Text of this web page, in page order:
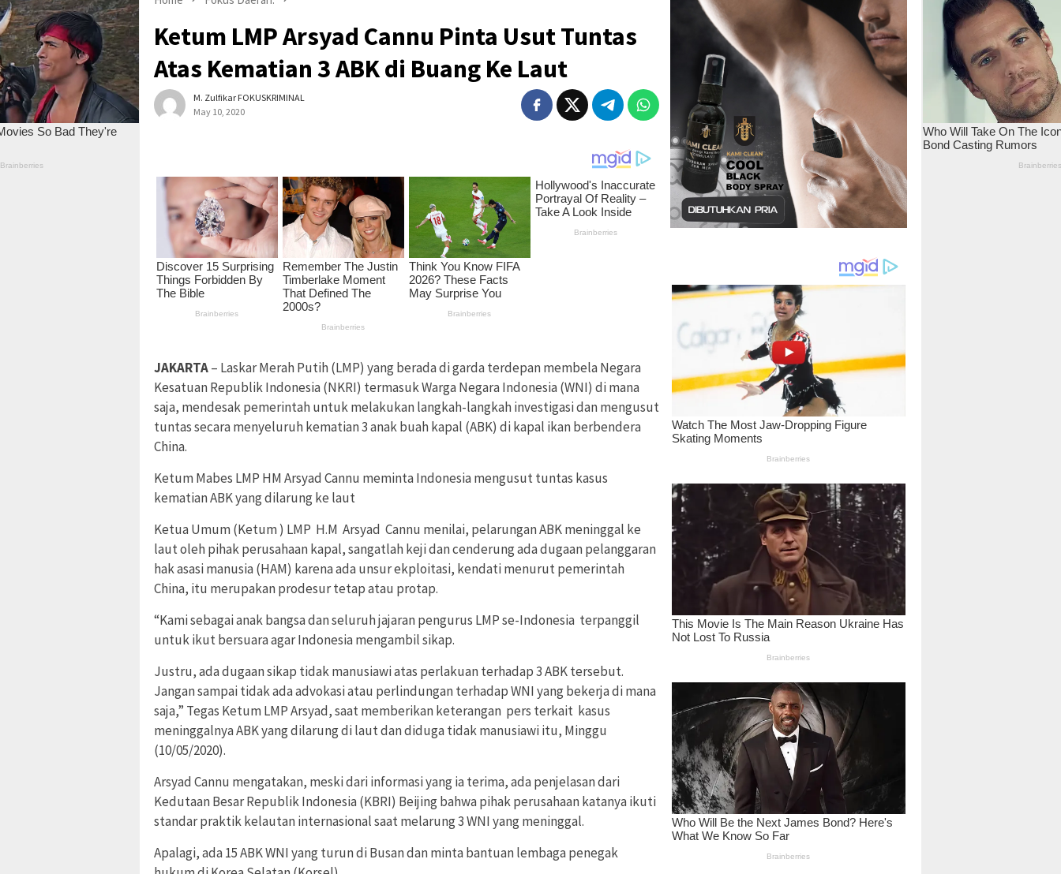
Ketum LMP Arsyad Cannu Pinta Usut Tuntas
Atas Kematian 3 ABK di Buang Ke Laut
M. Zulfikar FOKUSKRIMINAL
May 10, 2020
JAKARTA– Laskar Merah Putih (LMP) yang berada di garda terdepan membela Negara
Kesatuan Republik Indonesia (NKRI) termasuk Warga Negara Indonesia (WNI) di mana
saja, mendesak pemerintah untuk melakukan langkah-langkah investigasi dan mengusut
tuntas secara menyeluruh kematian 3 anak buah kapal (ABK) di kapal ikan berbendera
China.
Ketum Mabes LMP HM Arsyad Cannu meminta Indonesia mengusut tuntas kasus
kematian ABK yang dilarung ke laut
Ketua Umum (Ketum ) LMP H.M Arsyad Cannu menilai, pelarungan ABK meninggal ke
laut oleh pihak perusahaan kapal, sangatlah keji dan cenderung ada dugaan pelanggaran
hak asasi manusia (HAM) karena ada unsur ekploitasi, kendati menurut pemerintah
China, itu merupakan prodesur tetap atau protap.
“Kami sebagai anak bangsa dan seluruh jajaran pengurus LMP se-Indonesia terpanggil
untuk ikut bersuara agar Indonesia mengambil sikap.
Justru, ada dugaan sikap tidak manusiawi atas perlakuan terhadap 3 ABK tersebut.
Jangan sampai tidak ada advokasi atau perlindungan terhadap WNI yang bekerja di mana
saja,” Tegas Ketum LMP Arsyad, saat memberikan keterangan pers terkait kasus
meninggalnya ABK yang dilarung di laut dan diduga tidak manusiawi itu, Minggu
(10/05/2020).
Arsyad Cannu mengatakan, meski dari informasi yang ia terima, ada penjelasan dari
Kedutaan Besar Republik Indonesia (KBRI) Beijing bahwa pihak perusahaan katanya ikuti
standar praktik kelautan internasional saat melarung 3 WNI yang meninggal.
Apalagi, ada 15 ABK WNI yang turun di Busan dan minta bantuan lembaga penegak